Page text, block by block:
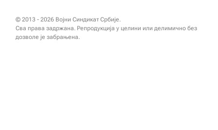
© 2013 - 2026 Војни Синдикат Србије.
Сва права задржана. Репродукција у целини или делимично без
дозволе је забрањена.